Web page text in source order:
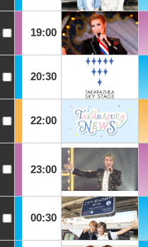
19:00
20:30
22:00
23:00
00:30